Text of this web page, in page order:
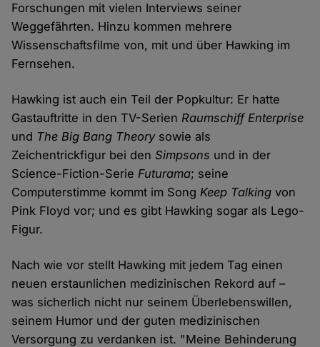
Forschungen mit vielen Interviews seiner
Weggefährten. Hinzu kommen mehrere
Wissenschaftsfilme von, mit und über Hawking im
Fernsehen.
Hawking ist auch ein Teil der Popkultur: Er hatte
Gastauftritte in den TV-SerienRaumschiff Enterprise
und The Big Bang Theorysowie als
Zeichentrickfigur bei denSimpsons und in der
Science-Fiction-SerieFuturama; seine
Computerstimme kommt im SongKeep Talking von
Pink Floyd vor; und es gibt Hawking sogar als Lego-
Figur.
Nach wie vor stellt Hawking mit jedem Tag einen
neuen erstaunlichen medizinischen Rekord auf –
was sicherlich nicht nur seinem Überlebenswillen,
seinem Humor und der guten medizinischen
Versorgung zu verdanken ist. "Meine Behinderung